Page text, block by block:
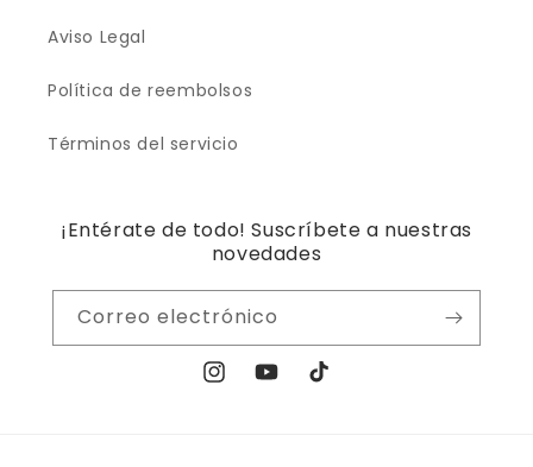
Aviso Legal
Política de reembolsos
Términos del servicio
¡Entérate de todo! Suscríbete a nuestras
novedades
Correo electrónico
InstagramYouTubeTikTok